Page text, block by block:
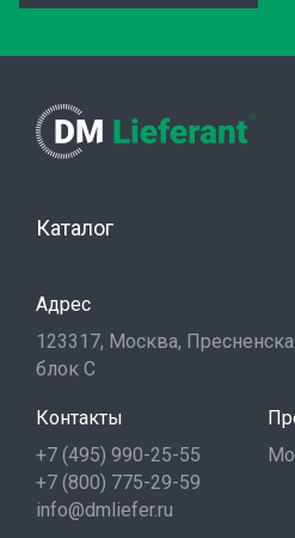
Каталог
Адрес
123317, Москва,
блок С
Контакты
+7 (495) 990-25-55
+7 (800) 775-29-59
info@dmliefer.ru